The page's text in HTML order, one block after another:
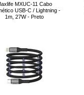
MXUC-11 Cabo
USB-C / Lightning -
1m, 27W - Preto